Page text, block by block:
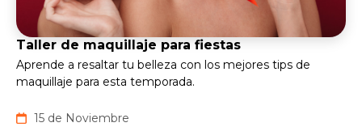
Taller de maquillaje para fiestas
Aprende a resaltar tu belleza con los mejores tips de
maquillaje para esta temporada.
15 de Noviembre